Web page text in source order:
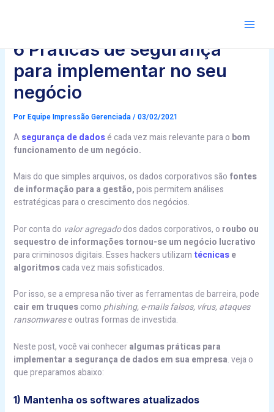
6 Práticas de segurança
para implementar no seu
negócio
PorEquipe Impressão Gerenciada/03/02/2021
Asegurança de dadosé cada vez mais relevante para o bom
funcionamento de um negócio.
Mais do que simples arquivos, os dados corporativos são fontes
de informação para a gestão,pois permitem análises
estratégicas para o crescimento dos negócios.
Por conta do valor agregadodos dados corporativos, o roubo ou
sequestro de informações tornou-se um negócio lucrativo
para criminosos digitais. Esses hackers utilizam técnicase
algoritmoscada vez mais sofisticados.
Por isso, se a empresa não tiver as ferramentas de barreira, pode
cair em truquescomo phishing, e-mails falsos, vírus, ataques
ransomwarese outras formas de investida.
Neste post, você vai conheceralgumas práticas para
implementar a segurança de dados em sua empresa. veja o
que preparamos abaixo:
1) Mantenha os softwares atualizados